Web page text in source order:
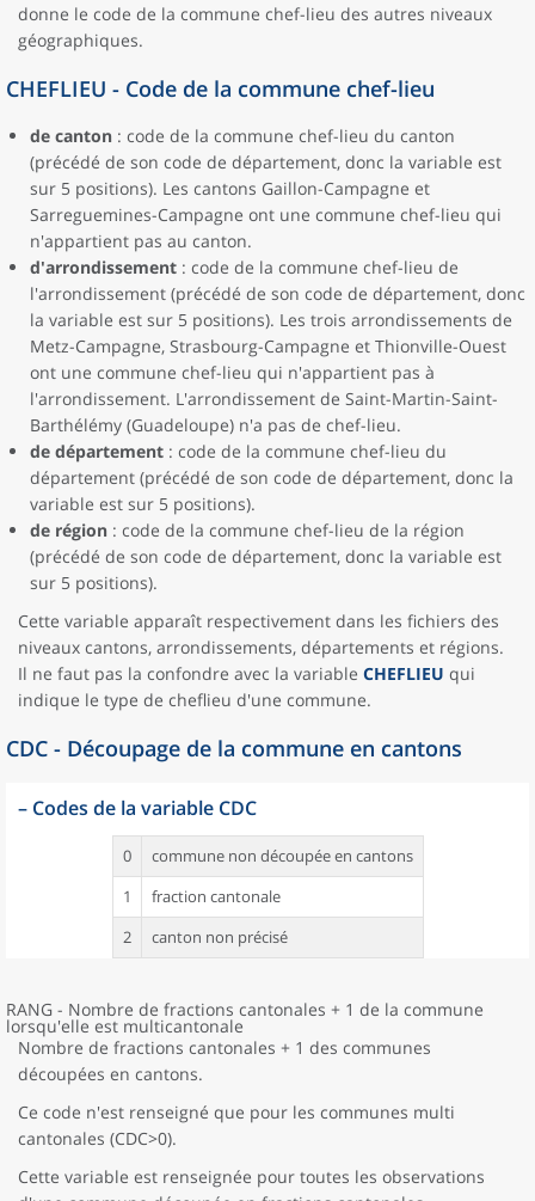
donne le code de la commune chef-lieu des autres niveaux
géographiques.
CHEFLIEU - Code de la commune chef-lieu
de canton : code de la commune chef-lieu du canton
(précédé de son code de département, donc la variable est
sur 5 positions). Les cantons Gaillon-Campagne et
Sarreguemines-Campagne ont une commune chef-lieu qui
n'appartient pas au canton.
d'arrondissement : code de la commune chef-lieu de
l'arrondissement (précédé de son code de département, donc
la variable est sur 5 positions). Les trois arrondissements de
Metz-Campagne, Strasbourg-Campagne et Thionville-Ouest
ont une commune chef-lieu qui n'appartient pas à
l'arrondissement. L'arrondissement de Saint-Martin-Saint-
Barthélémy (Guadeloupe) n'a pas de chef-lieu.
de département : code de la commune chef-lieu du
département (précédé de son code de département, donc la
variable est sur 5 positions).
de région : code de la commune chef-lieu de la région
(précédé de son code de département, donc la variable est
sur 5 positions).
Cette variable apparaît respectivement dans les fichiers des
niveaux cantons, arrondissements, départements et régions.
Il ne faut pas la confondre avec la variable CHEFLIEU qui
indique le type de cheflieu d'une commune.
CDC - Découpage de la commune en cantons
– Codes de la variable CDC
0
commune non découpée en cantons
1
fraction cantonale
2
canton non précisé
RANG - Nombre de fractions cantonales + 1 de la commune
lorsqu'elle est multicantonale
Nombre de fractions cantonales + 1 des communes
découpées en cantons.
Ce code n'est renseigné que pour les communes multi
cantonales (CDC>0).
Cette variable est renseignée pour toutes les observations